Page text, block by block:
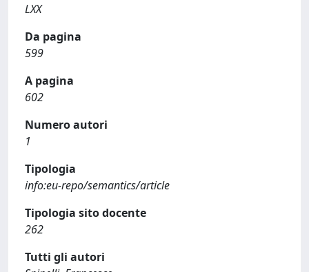
LXX
Da pagina
599
A pagina
602
Numero autori
1
Tipologia
info:eu-repo/semantics/article
Tipologia sito docente
262
Tutti gli autori